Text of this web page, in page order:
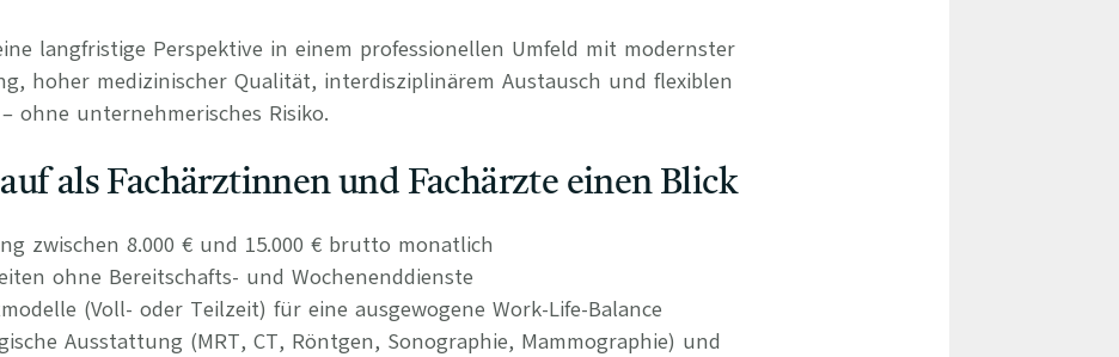
langfristige Perspektive in einem professionellen Umfeld mit modernster
hoher medizinischer Qualität, interdisziplinärem Austausch und flexiblen
ohne unternehmerisches Risiko.
als Fachärztinnen und Fachärzte einen Blick
zwischen 8.000 € und 15.000 € brutto monatlich
ohne Bereitschafts- und Wochenenddienste
(Voll- oder Teilzeit) für eine ausgewogene Work-Life-Balance
Ausstattung (MRT, CT, Röntgen, Sonographie, Mammographie) und